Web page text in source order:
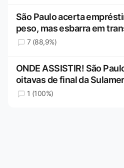
São Paulo acerta
peso, mas esbarra em
7 (88,9%)
ONDE ASSISTIR! São
oitavas de final da
1 (100%)